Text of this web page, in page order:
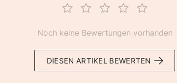
Noch keine Bewertungen vorhanden
DIESEN ARTIKEL BEWERTEN